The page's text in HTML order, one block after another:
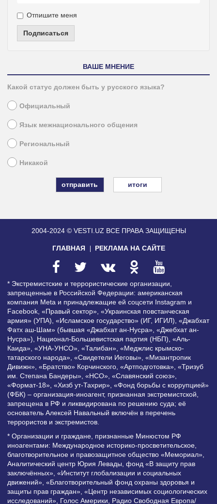
Отпишите меня
Подписаться
ВАШЕ МНЕНИЕ
Какой статус должен быть у русского языка?
Официальный
Язык межнационального общения
Региональный
Никакой
итоги
2004-2024 © VESTI.UZ ВСЕ ПРАВА ЗАЩИЩЕНЫ
ГЛАВНАЯ РЕКЛАМА НА САЙТЕ
* Экстремистские и террористические организации,
запрещенные в Российской Федерации: американская
компания Meta и принадлежащие ей соцсети Instagram и
Facebook, «Правый сектор», «Украинская повстанческая
армия» (УПА), «Исламское государство» (ИГ, ИГИЛ), «Джабхат
Фатх аш-Шам» (бывшая «Джабхат ан-Нусра», «Джебхат ан-
Нусра»), Национал-Большевистская партия (НБП), «Аль-
Каида», «УНА-УНСО», «Талибан», «Меджлис крымско-
татарского народа», «Свидетели Иеговы», «Мизантропик
Дивижн», «Братство» Корчинского, «Артподготовка», «Тризуб
им. Степана Бандеры», «НСО», «Славянский союз»,
«Формат-18», «Хизб ут-Тахрир», «Фонд борьбы с коррупцией»
(ФБК) – организация-иноагент, признанная экстремистской,
запрещена в РФ и ликвидирована по решению суда; её
основатель Алексей Навальный включён в перечень
террористов и экстремистов.
* Организации и граждане, признанные Минюстом РФ
иноагентами: Международное историко-просветительское,
благотворительное и правозащитное общество «Мемориал»,
Аналитический центр Юрия Левады, фонд «В защиту прав
заключённых», «Институт глобализации и социальных
движений», «Благотворительный фонд охраны здоровья и
защиты прав граждан», «Центр независимых социологических
исследований», Голос Америки, Радио Свободная Европа/